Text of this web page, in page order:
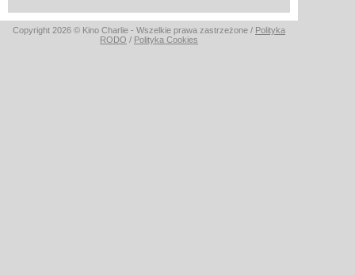
Copyright 2026 © Kino Charlie - Wszelkie prawa zastrzeżone / Polityka
RODO / Polityka Cookies